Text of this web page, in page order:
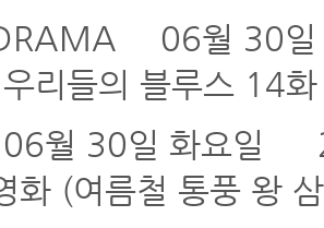
06월 30일
우리들의 블루스 14화
06월 30일 화요일
화 (여름철 통풍 왕